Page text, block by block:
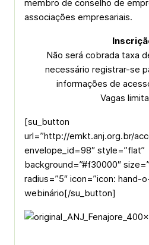
membro de conselho de
associações empresariais.
Não será cobrada taxa
necessário registrar-se
informações de
Vagas
[su_button
url=”http://emkt.anj.org.br/
envelope_id=98″ style=”flat”
background=”#f30000″
radius=”5″ icon=”icon: hand-
webinário[/su_button]